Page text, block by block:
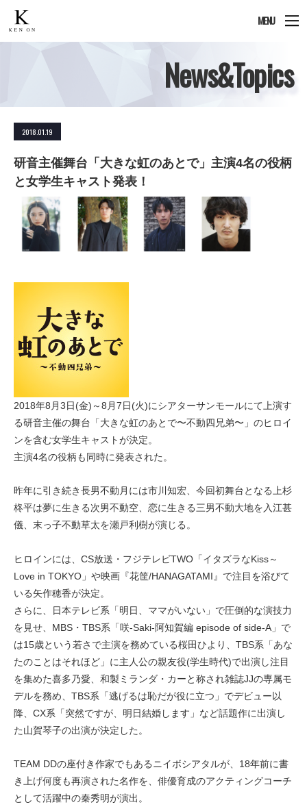
MENU
News&Topics
2018.01.19
研音主催舞台「大きな虹のあとで」主演4名の役柄
と女学生キャスト発表！
2018年8月3日(金)～8月7日(火)にシアターサンモールにて上演す
る研音主催の舞台「大きな虹のあとで〜不動四兄弟〜」のヒロイ
ンを含む女学生キャストが決定。
主演4名の役柄も同時に発表された。
昨年に引き続き長男不動月には市川知宏、今回初舞台となる上杉
柊平は夢に生きる次男不動空、恋に生きる三男不動大地を入江甚
儀、末っ子不動草太を瀬戸利樹が演じる。
ヒロインには、CS放送・フジテレビTWO「イタズラなKiss～
Love in TOKYO」や映画『花筐/HANAGATAMI』で注目を浴びて
いる矢作穂香が決定。
さらに、日本テレビ系「明日、ママがいない」で圧倒的な演技力
を見せ、MBS・TBS系「咲-Saki-阿知賀編 episode of side-A」で
は15歳という若さで主演を務めている桜田ひより、TBS系「あな
たのことはそれほど」に主人公の親友役(学生時代)で出演し注目
を集めた喜多乃愛、和製ミランダ・カーと称され雑誌JJの専属モ
デルを務め、TBS系「逃げるは恥だが役に立つ」でデビュー以
降、CX系「突然ですが、明日結婚します」など話題作に出演し
た山賀琴子の出演が決定した。
TEAM DDの座付き作家でもあるニイボシアタルが、18年前に書
き上げ何度も再演された名作を、俳優育成のアクティングコーチ
として活躍中の秦秀明が演出。